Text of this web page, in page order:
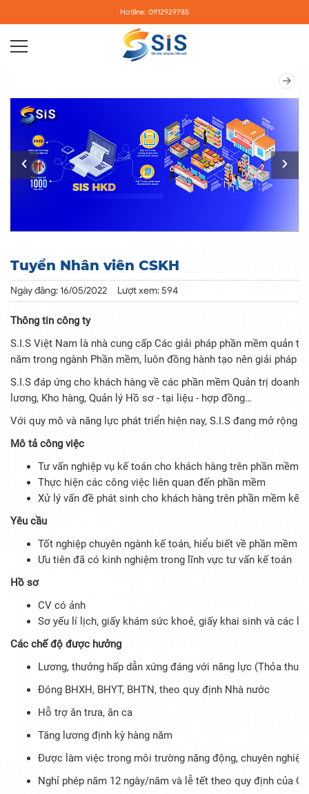
Hotline: 0912929785
Tuyển Nhân viên CSKH
Ngày đăng: 16/05/2022 Lượt xem: 594
Thông tin công ty
S.I.S Việt Nam là nhà cung cấp Các giải pháp phần mềm quản
năm trong ngành Phần mềm, luôn đồng hành tạo nên giải pháp
S.I.S đáp ứng cho khách hàng về các phần mềm Quản trị doanh
lương, Kho hàng, Quản lý Hồ sơ - tại liệu - hợp đồng…
Với quy mô và năng lực phát triển hiện nay, S.I.S đang mở rộng
Mô tả công việc
Tư vấn nghiệp vụ kế toán cho khách hàng trên phần mềm
Thực hiện các công việc liên quan đến phần mềm
Xử lý vấn đề phát sinh cho khách hàng trên phần mềm kế
Yêu cầu
Tốt nghiệp chuyên ngành kế toán, hiểu biết về phần mềm
Ưu tiên đã có kinh nghiệm trong lĩnh vực tư vấn kế toán
Hồ sơ
CV có ảnh
Sơ yếu lí lịch, giấy khám sức khoẻ, giấy khai sinh và các
Các chế độ được hưởng
Lương, thưởng hấp dẫn xứng đáng với năng lực (Thỏa
Đóng BHXH, BHYT, BHTN, theo quy định Nhà nước
Hỗ trợ ăn trưa, ăn ca
Tăng lương định kỳ hàng năm
Được làm việc trong môi trường năng động, chuyên nghiệp
Nghỉ phép năm 12 ngày/năm và lễ tết theo quy định của